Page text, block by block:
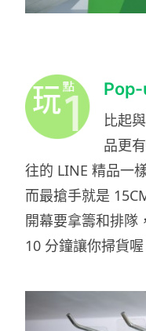
Pop-
比起
品更
往的 LINE 精品一
而最搶手就是
開幕要拿籌和排隊
10 分鐘讓你掃貨喔